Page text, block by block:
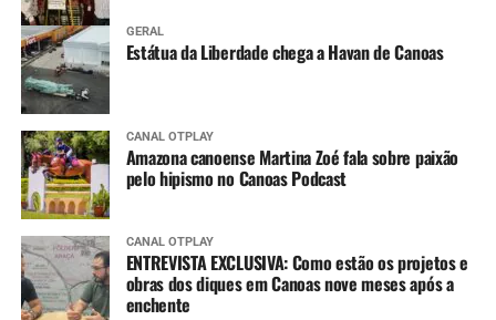
GERAL
Estátua da Liberdade chega a Havan de Canoas
CANAL OTPLAY
Amazona canoense Martina Zoé fala sobre paixão
pelo hipismo no Canoas Podcast
CANAL OTPLAY
ENTREVISTA EXCLUSIVA: Como estão os projetos e
obras dos diques em Canoas nove meses após a
enchente